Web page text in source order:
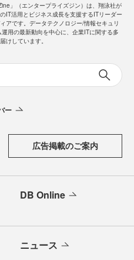
」（エンタープライズジン）は、翔泳社が
IT活用とビジネス成長を支援するITリーダー
アです。データテクノロジー/情報セキュリ
運用の最新動向を中心に、企業ITに関する多
けしています。
ー
広告掲載のご案内
DB Online
ニュース